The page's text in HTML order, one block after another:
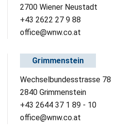
2700 Wiener Neustadt
+43 2622 27 9 88
office@wnw.co.at
Grimmenstein
Wechselbundesstrasse 78
2840 Grimmenstein
+43 2644 37 1 89 - 10
office@wnw.co.at